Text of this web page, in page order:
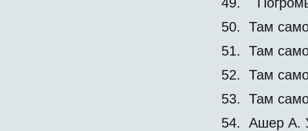
50. Там
51. Там
52. Там
53. Там
54. Ашер А.